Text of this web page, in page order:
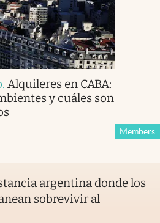
. Alquileres en CABA:
y cuáles son
Members
argentina donde los
sobrevivir al